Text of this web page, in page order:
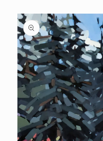
Skip to
product
information